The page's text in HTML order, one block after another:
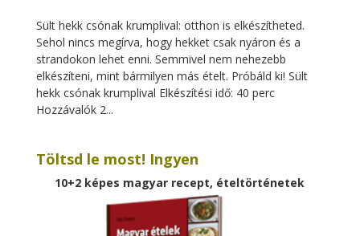
Sült hekk csónak krumplival: otthon is elkészítheted.
Sehol nincs megírva, hogy hekket csak nyáron és a
strandokon lehet enni. Semmivel nem nehezebb
elkészíteni, mint bármilyen más ételt. Próbáld ki! Sült
hekk csónak krumplival Elkészítési idő: 40 perc
Hozzávalók 2...
Töltsd le most! Ingyen
10+2 képes magyar recept, ételtörténetek